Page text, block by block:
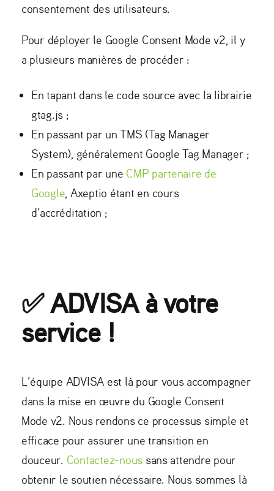
consentement des utilisateurs.
Pour déployer le Google Consent Mode v2, il y
a plusieurs manières de procéder :
En tapant dans le code source avec la librairie
gtag.js ;
En passant par un TMS (Tag Manager
System), généralement Google Tag Manager ;
En passant par une CMP partenaire de
Google, Axeptio étant en cours
d’accréditation ;
✅​ ADVISA à votre
service !
L’équipe ADVISA est là pour vous accompagner
dans la mise en œuvre du Google Consent
Mode v2. Nous rendons ce processus simple et
efficace pour assurer une transition en
douceur. Contactez-nous sans attendre pour
obtenir le soutien nécessaire. Nous sommes là